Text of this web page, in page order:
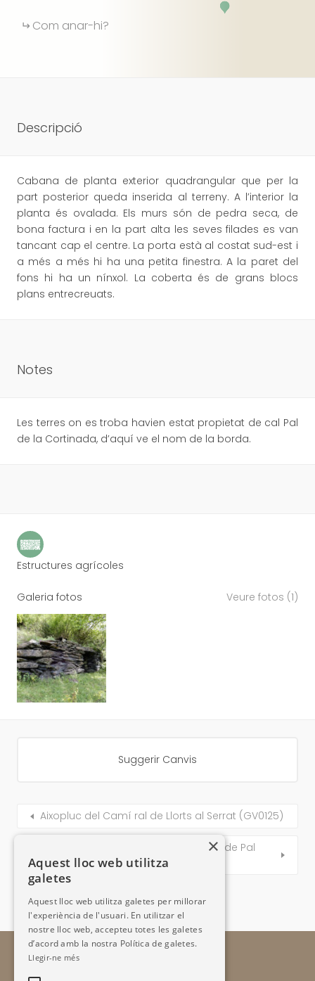
Com anar-hi?
Descripció
Cabana de planta exterior quadrangular que per la
part posterior queda inserida al terreny. A l’interior la
planta és ovalada. Els murs són de pedra seca, de
bona factura i en la part alta les seves filades es van
tancant cap el centre. La porta està al costat sud-est i
a més a més hi ha una petita finestra. A la paret del
fons hi ha un nínxol. La coberta és de grans blocs
plans entrecreuats.
Notes
Les terres on es troba havien estat propietat de cal Pal
de la Cortinada, d’aquí ve el nom de la borda.
Estructures agrícoles
Galeria fotos Veure fotos (1)
Suggerir Canvis
Aixopluc del Camí ral de Llorts al Serrat (GV0125)
Aixopluc de les Terres de la Borda de Pal
(GV0127)
×
Aquest lloc web utilitza
galetes
Aquest lloc web utilitza galetes per millorar
l'experiència de l'usuari. En utilitzar el
nostre lloc web, accepteu totes les galetes
d’acord amb la nostra Política de galetes.
Llegir-ne més